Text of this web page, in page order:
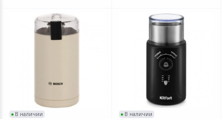
В наличии
В наличии
Торговое оборудование
Уцененные товары